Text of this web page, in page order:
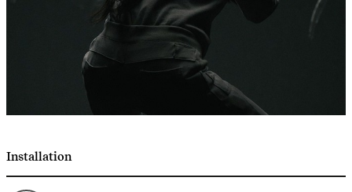
Installation